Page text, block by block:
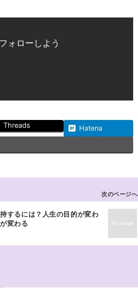
ォローしよう
Threads
Hatena
次のページへ
するには？人生の目的が変わ
変わる